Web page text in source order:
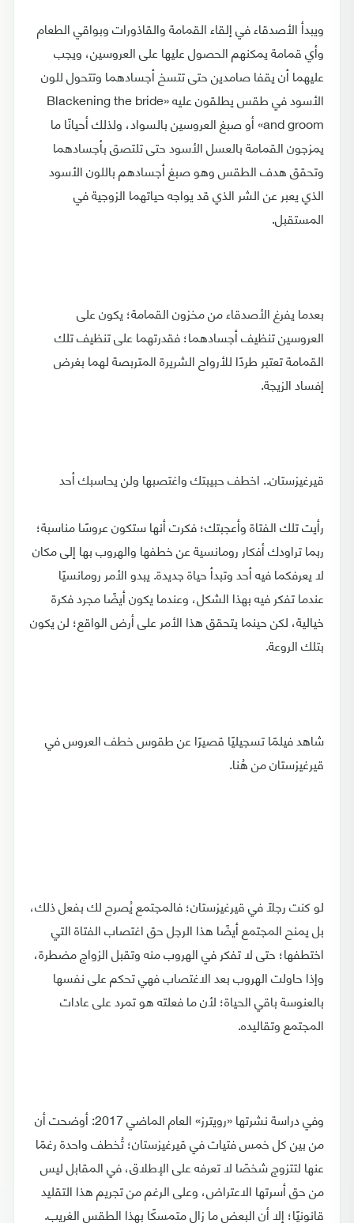
ويبدأ الأصدقاء في إلقاء القمامة والقاذورات وبواقي الطعام
وأي قمامة يمكنهم الحصول عليها على العروسين، ويجب
عليهما أن يقفا صامدين حتى تتسخ أجسادهما وتتحول للون
الأسود في طقس يطلقون عليه «Blackening the bride
and groom» أو صبغ العروسين بالسواد، ولذلك أحيانًا ما
يمزجون القمامة بالعسل الأسود حتى تلتصق بأجسادهما
وتحقق هدف الطقس وهو صبغ أجسادهم باللون الأسود
الذي يعبر عن الشر الذي قد يواجه حياتهما الزوجية في
المستقبل.
بعدما يفرغ الأصدقاء من مخزون القمامة؛ يكون على
العروسين تنظيف أجسادهما؛ فقدرتهما على تنظيف تلك
القمامة تعتبر طردًا للأرواح الشريرة المتربصة لهما بغرض
إفساد الزيجة.
قيرغيزستان.. اخطف حبيبتك واغتصبها ولن يحاسبك أحد
رأيت تلك الفتاة وأعجبتك؛ فكرت أنها ستكون عروسًا مناسبة؛
ربما تراودك أفكار رومانسية عن خطفها والهروب بها إلى مكان
لا يعرفكما فيه أحد وتبدأ حياة جديدة. يبدو الأمر رومانسيًا
عندما تفكر فيه بهذا الشكل، وعندما يكون أيضًا مجرد فكرة
خيالية، لكن حينما يتحقق هذا الأمر على أرض الواقع؛ لن يكون
بتلك الروعة.
شاهد فيلمًا تسجيليًا قصيرًا عن طقوس خطف العروس في
قيرغيزستان من هُنا.
لو كنت رجلًا في قيرغيزستان؛ فالمجتمع يُصرح لك بفعل ذلك،
بل يمنح المجتمع أيضًا هذا الرجل حق اغتصاب الفتاة التي
اختطفها؛ حتى لا تفكر في الهروب منه وتقبل الزواج مضطرة،
وإذا حاولت الهروب بعد الاغتصاب فهي تحكم على نفسها
بالعنوسة باقي الحياة؛ لأن ما فعلته هو تمرد على عادات
المجتمع وتقاليده.
وفي دراسة نشرتها «رويترز» العام الماضي 2017: أوضحت أن
من بين كل خمس فتيات في قيرغيزستان؛ تُخطف واحدة رغمًا
عنها لتتزوج شخصًا لا تعرفه على الإطلاق، في المقابل ليس
من حق أسرتها الاعتراض، وعلى الرغم من تجريم هذا التقليد
قانونيًا؛ إلا أن البعض ما زال متمسكًا بهذا الطقس الغريب.